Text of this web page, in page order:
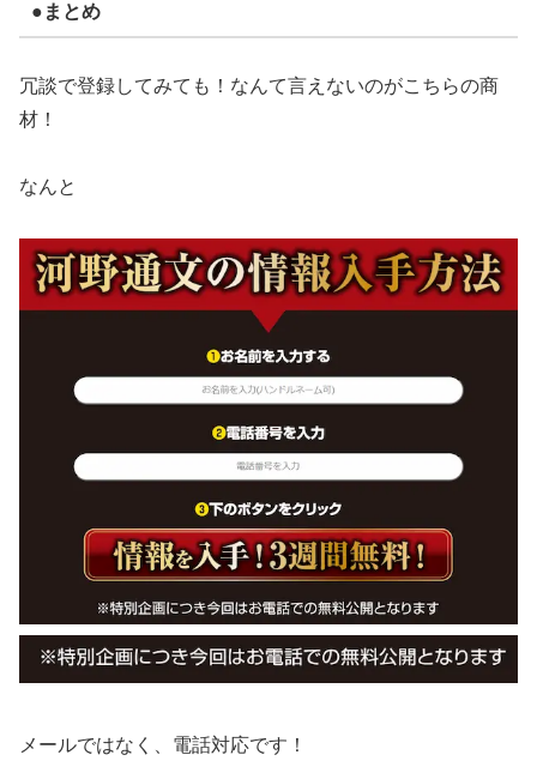
●まとめ
冗談で登録してみても！なんて言えないのがこちらの商
材！
なんと
メールではなく、電話対応です！